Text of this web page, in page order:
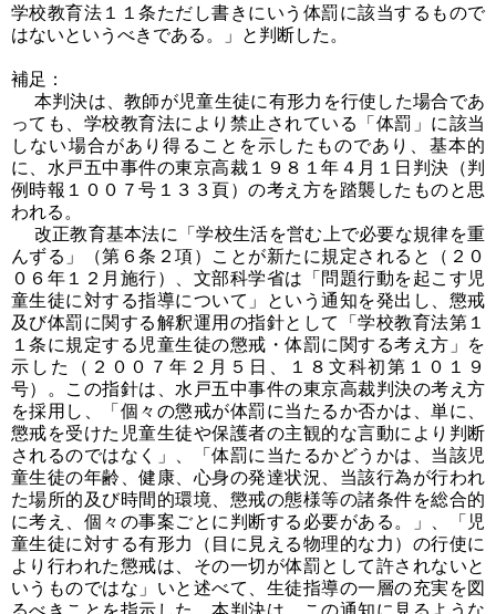
学校教育法１１条ただし書きにいう体罰に該当するもので
はないというべきである。」と判断した。
補足：
本判決は、教師が児童生徒に有形力を行使した場合であ
っても、学校教育法により禁止されている「体罰」に該当
しない場合があり得ることを示したものであり、基本的
に、水戸五中事件の東京高裁１９８１年４月１日判決（判
例時報１００７号１３３頁）の考え方を踏襲したものと思
われる。
改正教育基本法に「学校生活を営む上で必要な規律を重
んずる」（第６条２項）ことが新たに規定されると（２０
０６年１２月施行）、文部科学省は「問題行動を起こす児
童生徒に対する指導について」という通知を発出し、懲戒
及び体罰に関する解釈運用の指針として「学校教育法第１
１条に規定する児童生徒の懲戒・体罰に関する考え方」を
示した（２００７年２月５日、１８文科初第１０１９
号）。この指針は、水戸五中事件の東京高裁判決の考え方
を採用し、「個々の懲戒が体罰に当たるか否かは、単に、
懲戒を受けた児童生徒や保護者の主観的な言動により判断
されるのではなく」、「体罰に当たるかどうかは、当該児
童生徒の年齢、健康、心身の発達状況、当該行為が行われ
た場所的及び時間的環境、懲戒の態様等の諸条件を総合的
に考え、個々の事案ごとに判断する必要がある。」、「児
童生徒に対する有形力（目に見える物理的な力）の行使に
より行われた懲戒は、その一切が体罰として許されないと
いうものではな」いと述べて、生徒指導の一層の充実を図
るべきことを指示した。本判決は、この通知に見るような